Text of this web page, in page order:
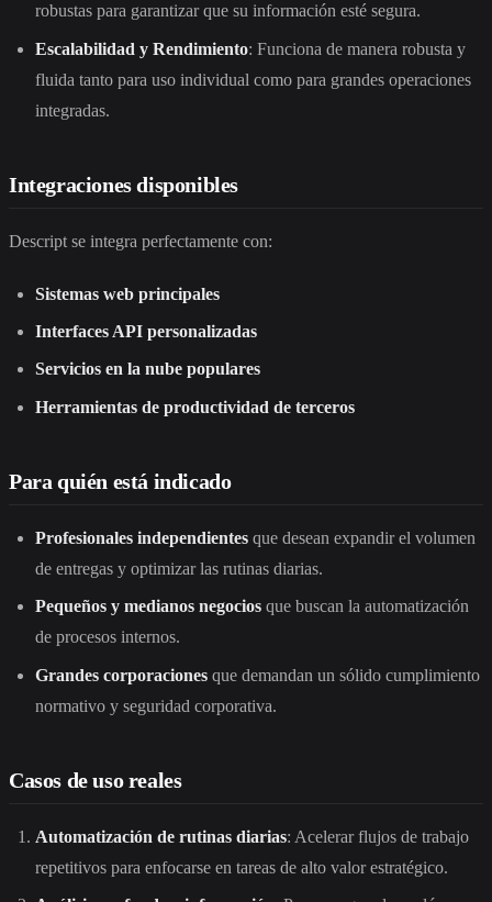
robustas para garantizar que su información esté segura.
Escalabilidad y Rendimiento: Funciona de manera robusta y
fluida tanto para uso individual como para grandes operaciones
integradas.
Integraciones disponibles
Descript se integra perfectamente con:
Sistemas web principales
Interfaces API personalizadas
Servicios en la nube populares
Herramientas de productividad de terceros
Para quién está indicado
Profesionales independientes que desean expandir el volumen
de entregas y optimizar las rutinas diarias.
Pequeños y medianos negocios que buscan la automatización
de procesos internos.
Grandes corporaciones que demandan un sólido cumplimiento
normativo y seguridad corporativa.
Casos de uso reales
Automatización de rutinas diarias: Acelerar flujos de trabajo
repetitivos para enfocarse en tareas de alto valor estratégico.